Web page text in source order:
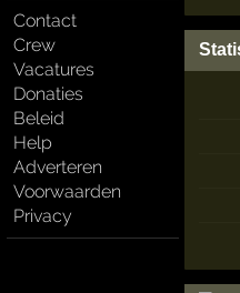
Contact
Crew
Vacatures
Donaties
Beleid
Help
Adverteren
Voorwaarden
Privacy